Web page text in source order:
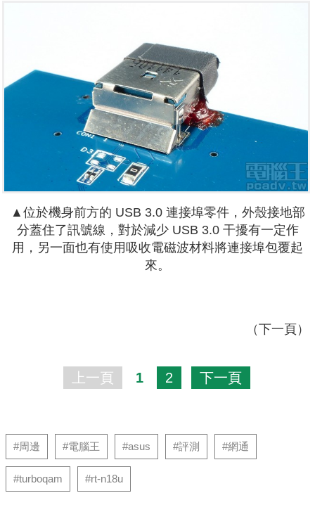
▲位於機身前方的 USB 3.0 連接埠零件，外殼接地部
分蓋住了訊號線，對於減少 USB 3.0 干擾有一定作
用，另一面也有使用吸收電磁波材料將連接埠包覆起
來。
（下一頁）
上一頁 1 2 下一頁
#周邊 #電腦王 #asus #評測 #網通
#turboqam #rt-n18u